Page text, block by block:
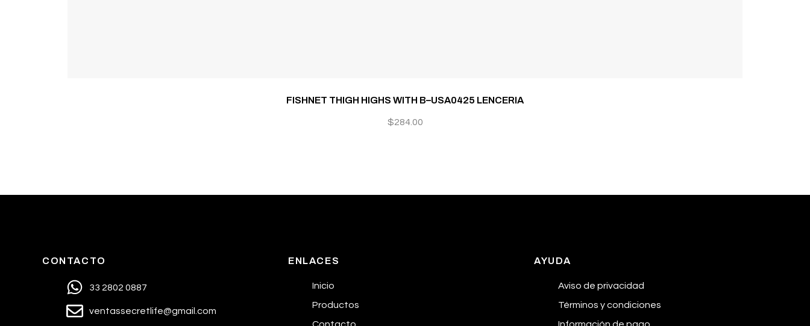
FISHNET THIGH HIGHS WITH B–USA0425 LENCERIA
$284.00
CONTACTO
33 2802 0887
ventassecretlife@gmail.com
ENLACES
Inicio
Productos
AYUDA
Aviso de privacidad
Términos y condiciones